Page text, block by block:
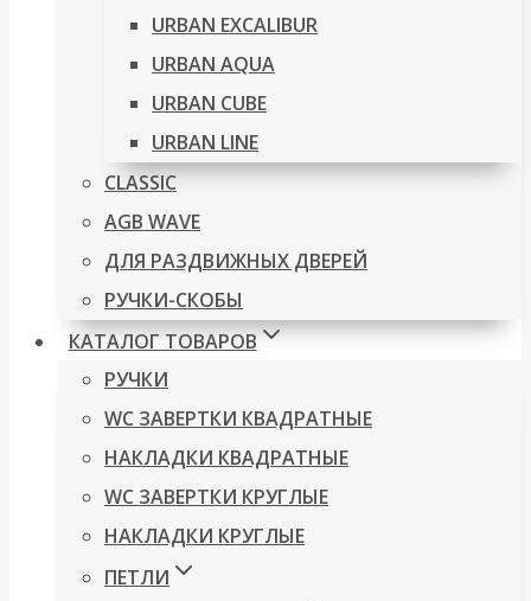
URBAN EXCALIBUR
URBAN AQUA
URBAN CUBE
URBAN LINE
CLASSIC
AGB WAVE
ДЛЯ РАЗДВИЖНЫХ ДВЕРЕЙ
РУЧКИ-СКОБЫ
КАТАЛОГ ТОВАРОВ
РУЧКИ
WC ЗАВЕРТКИ КВАДРАТНЫЕ
НАКЛАДКИ КВАДРАТНЫЕ
WC ЗАВЕРТКИ КРУГЛЫЕ
НАКЛАДКИ КРУГЛЫЕ
ПЕТЛИ